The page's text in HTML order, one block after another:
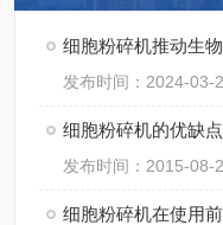
细胞粉碎机推动生
发布时间：2024-03-
细胞粉碎机的优缺点
发布时间：2015-08-
细胞粉碎机在使用